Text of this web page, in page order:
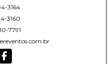
3164
3160
7791